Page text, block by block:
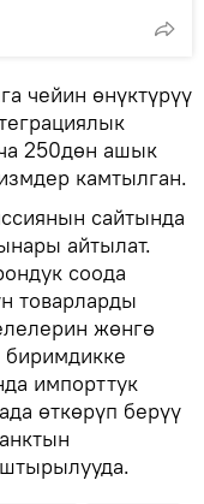
чейин өнүктүрүү
250дөн ашык
камтылган.
сайтында
айтылат.
соода
товарларды
жөнгө
импорттук
өткөрүп берүү